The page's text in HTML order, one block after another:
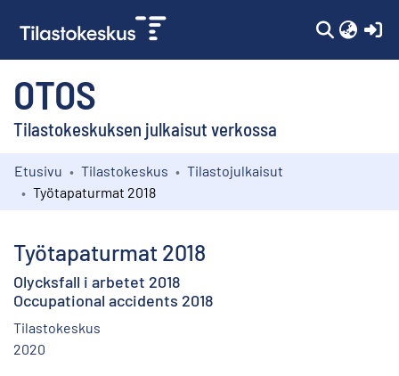
OTOS
Tilastokeskuksen julkaisut verkossa
Kokoelmat
Etusivu Tilastokeskus
Tilastojulkaisut
Työtapaturmat 2018
Työtapaturmat 2018
Olycksfall i arbetet 2018
Occupational accidents 2018
Tilastokeskus
2020